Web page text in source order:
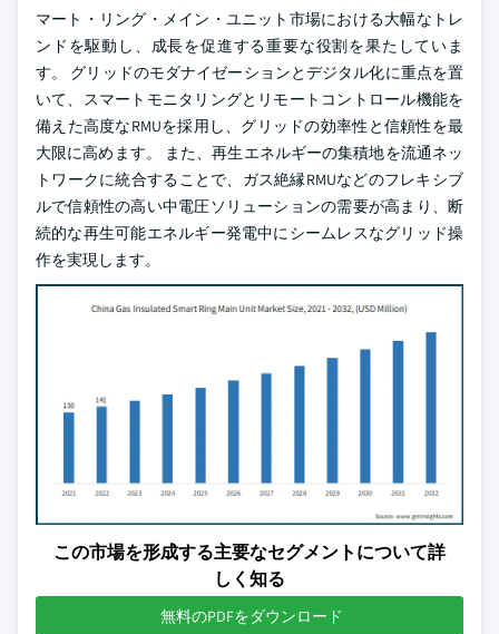
マート・リング・メイン・ユニット市場における大幅なトレ
ンドを駆動し、成長を促進する重要な役割を果たしていま
す。 グリッドのモダナイゼーションとデジタル化に重点を置
いて、スマートモニタリングとリモートコントロール機能を
備えた高度なRMUを採用し、グリッドの効率性と信頼性を最
大限に高めます。 また、再生エネルギーの集積地を流通ネッ
トワークに統合することで、ガス絶縁RMUなどのフレキシブ
ルで信頼性の高い中電圧ソリューションの需要が高まり、断
続的な再生可能エネルギー発電中にシームレスなグリッド操
作を実現します。
この市場を形成する主要なセグメントについて詳
しく知る
無料のPDFをダウンロード